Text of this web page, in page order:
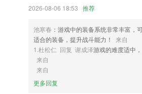
4,名课：经典课程
5,教学过程中,学生请求发言,老师允许学生发
生和老师画面
6,专属绘本定制，每篇绘本始终保持0～3个生词
jmcomic软件优势
2026-08-06 18:53 推荐
池寒春 ：游戏中的装备系统非常丰富，
适合的装备，提升战斗能力！
来自
1.杜松仁 回复 谢成泽游戏的难度适中
来自
来自
更多回复